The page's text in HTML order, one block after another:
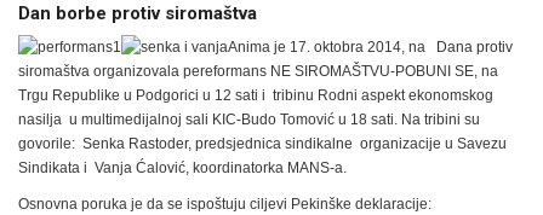
Dan borbe protiv siromaštva
Anima je 17. oktobra 2014, na Dana protiv
siromaštva organizovala pereformans NE SIROMAŠTVU-POBUNI SE, na
Trgu Republike u Podgorici u 12 sati i tribinu Rodni aspekt ekonomskog
nasilja u multimedijalnoj sali KIC-Budo Tomović u 18 sati. Na tribini su
govorile: Senka Rastoder, predsjednica sindikalne organizacije u Savezu
Sindikata i Vanja Ćalović, koordinatorka MANS-a.
Osnovna poruka je da se ispoštuju ciljevi Pekinške deklaracije: